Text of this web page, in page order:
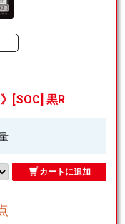
[SOC] 黒R
カートに追加